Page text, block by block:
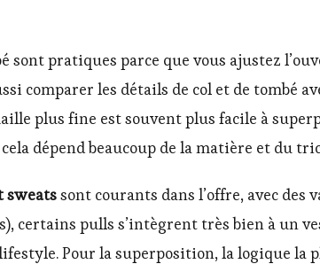
pratiques parce que vous ajustez
comparer les détails de col et de tombé
plus fine est souvent plus facile à
dépend beaucoup de la matière et du
sweatssont courants dans l’offre, avec des
certains pulls s’intègrent très bien à un
Pour la superposition, la logique la